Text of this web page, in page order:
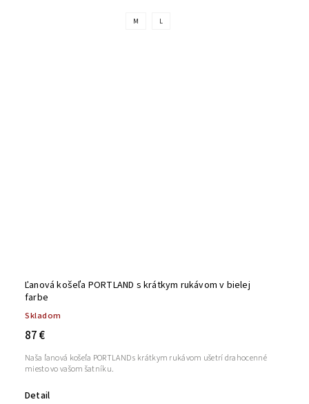
M L
Ľanová košeľa PORTLAND s krátkym rukávom v bielej
farbe
Skladom
87 €
Detail
Naša ľanová košeľa PORTLAND s krátkym rukávom ušetrí drahocenné
miesto vo vašom šatníku.